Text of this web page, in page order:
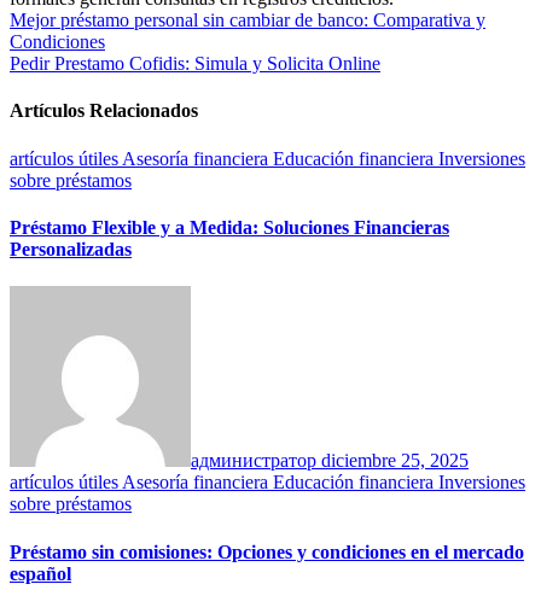
Navegación
de
Mejor préstamo personal sin cambiar de banco: Comparativa y
Condiciones
Pedir Prestamo Cofidis: Simula y Solicita Online
Artículos Relacionados
artículos útiles Asesoría financiera Educación financiera Inversiones
sobre préstamos
Préstamo Flexible y a Medida: Soluciones Financieras
Personalizadas
администратор diciembre 25, 2025
artículos útiles Asesoría financiera Educación financiera Inversiones
sobre préstamos
Préstamo sin comisiones: Opciones y condiciones en el mercado
español